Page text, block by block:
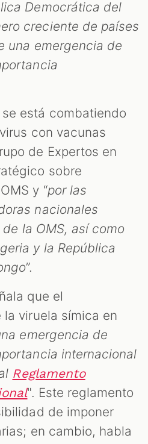
Democrática del
creciente de países
una emergencia de
está combatiendo
con vacunas
de Expertos en
sobre
y “por las
nacionales
la OMS, así como
y la República
”.
que el
viruela símica en
emergencia de
internacional
Reglamento
". Este reglamento
de imponer
en cambio, habla